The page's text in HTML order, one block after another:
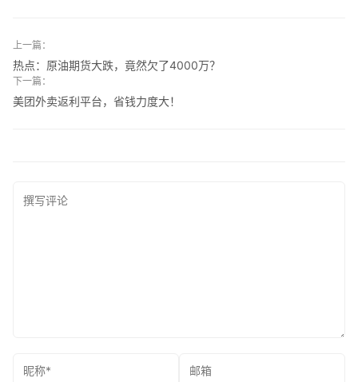
上一篇：
热点：原油期货大跌，竟然欠了4000万？
下一篇：
美团外卖返利平台，省钱力度大！